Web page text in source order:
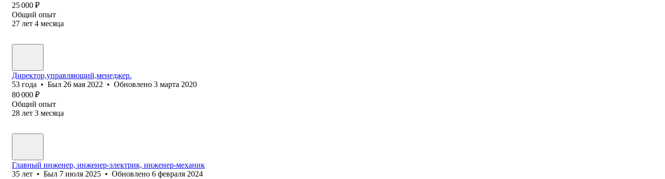
25 000 ₽
Общий опыт
27 лет 4 месяца
Директор,управляющий,менеджер.
53 года • Был 26 мая 2022 • Обновлено 3 марта 2020
80 000 ₽
Общий опыт
28 лет 3 месяца
Главный инженер, инженер-электрик, инженер-механик
35 лет • Был 7 июля 2025 • Обновлено 6 февраля 2024